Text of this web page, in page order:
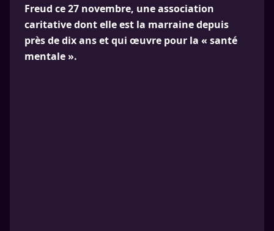
Freud ce 27 novembre, une association
caritative dont elle est la marraine depuis
près de dix ans et qui œuvre pour la « santé
mentale ».